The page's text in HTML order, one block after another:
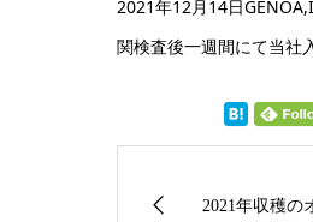
2021年12月14日
関検査後一週間にて当社
2021年収穫の